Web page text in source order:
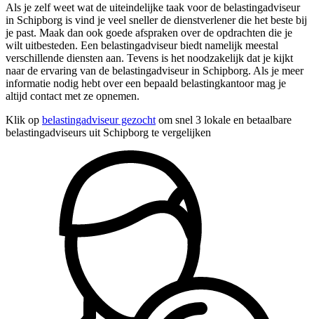
Als je zelf weet wat de uiteindelijke taak voor de belastingadviseur
in Schipborg is vind je veel sneller de dienstverlener die het beste bij
je past. Maak dan ook goede afspraken over de opdrachten die je
wilt uitbesteden. Een belastingadviseur biedt namelijk meestal
verschillende diensten aan. Tevens is het noodzakelijk dat je kijkt
naar de ervaring van de belastingadviseur in Schipborg. Als je meer
informatie nodig hebt over een bepaald belastingkantoor mag je
altijd contact met ze opnemen.
Klik op belastingadviseur gezocht om snel 3 lokale en betaalbare
belastingadviseurs uit Schipborg te vergelijken